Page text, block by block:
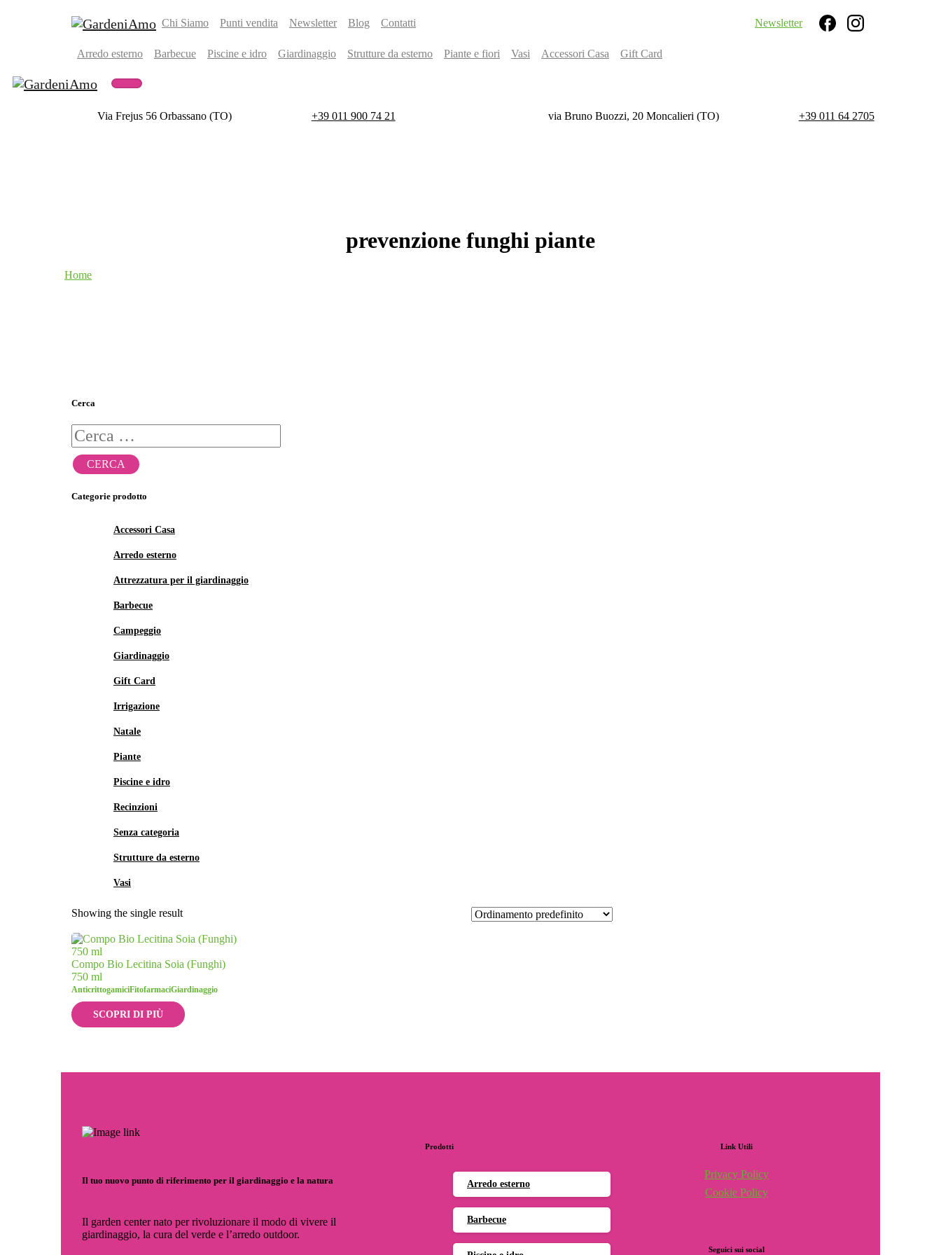
Chi Siamo Punti vendita Newsletter Blog Contatti Newsletter
Arredo esterno Barbecue Piscine e idro Giardinaggio Strutture da esterno Piante e fiori Vasi Accessori Casa Gift Card
Via Frejus 56 Orbassano (TO) +39 011 900 74 21 via Bruno Buozzi, 20 Moncalieri (TO) +39 011 64 2705
prevenzione funghi piante
Home
Showing the single result
Compo Bio Lecitina Soia (Funghi)
750 ml
AnticrittogamiciFitofarmaciGiardinaggio
SCOPRI DI PIÙ
Cerca
Ricerca
per:
Categorie prodotto
Accessori Casa
Arredo esterno
Attrezzatura per il giardinaggio
Barbecue
Campeggio
Giardinaggio
Gift Card
Irrigazione
Natale
Piante
Piscine e idro
Recinzioni
Senza categoria
Strutture da esterno
Vasi
Il tuo nuovo punto di riferimento per il giardinaggio e la natura
Il garden center nato per rivoluzionare il modo di vivere il
giardinaggio, la cura del verde e l’arredo outdoor.
Prodotti
Arredo esterno
Barbecue
Link Utili
Privacy Policy
Cookie Policy
Seguici sui social